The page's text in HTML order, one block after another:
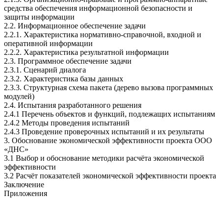
средства обеспечения информационной безопасности и
защиты информации
2.2. Информационное обеспечение задачи
2.2.1. Характеристика нормативно-справочной, входной и
оперативной информации
2.2.2. Характеристика результатной информации
2.3. Программное обеспечение задачи
2.3.1. Cценарий диалога
2.3.2. Характеристика базы данных
2.3.3. Структурная схема пакета (дерево вызова программных
модулей)
2.4. Испытания разработанного решения
2.4.1 Перечень объектов и функций, подлежащих испытаниям
2.4.2 Методы проведения испытаний
2.4.3 Проведение проверочных испытаний и их результаты
3. Обоснование экономической эффективности проекта ООО
«ДНС»
3.1 Выбор и обоснование методики расчёта экономической
эффективности
3.2 Расчёт показателей экономической эффективности проекта
Заключение
Приложения